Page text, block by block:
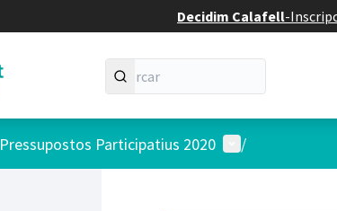
Decidim Calafell-
Pressupostos Participatius 2020 Menú d'usuari
/